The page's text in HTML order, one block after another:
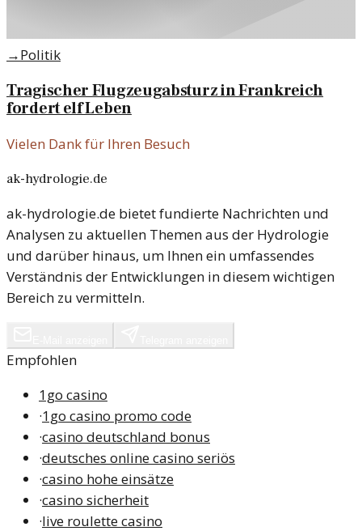
→Politik
Tragischer Flugzeugabsturz in Frankreich
fordert elf Leben
Vielen Dank für Ihren Besuch
ak-hydrologie.de
ak-hydrologie.de bietet fundierte Nachrichten und
Analysen zu aktuellen Themen aus der Hydrologie
und darüber hinaus, um Ihnen ein umfassendes
Verständnis der Entwicklungen in diesem wichtigen
Bereich zu vermitteln.
Empfohlen
1go casino
·1go casino promo code
·casino deutschland bonus
·deutsches online casino seriös
·casino hohe einsätze
·casino sicherheit
·live roulette casino